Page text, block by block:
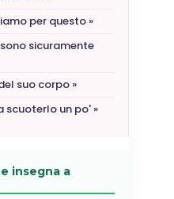
per questo »
sicuramente
suo corpo »
scuoterlo un po' »
insegna a